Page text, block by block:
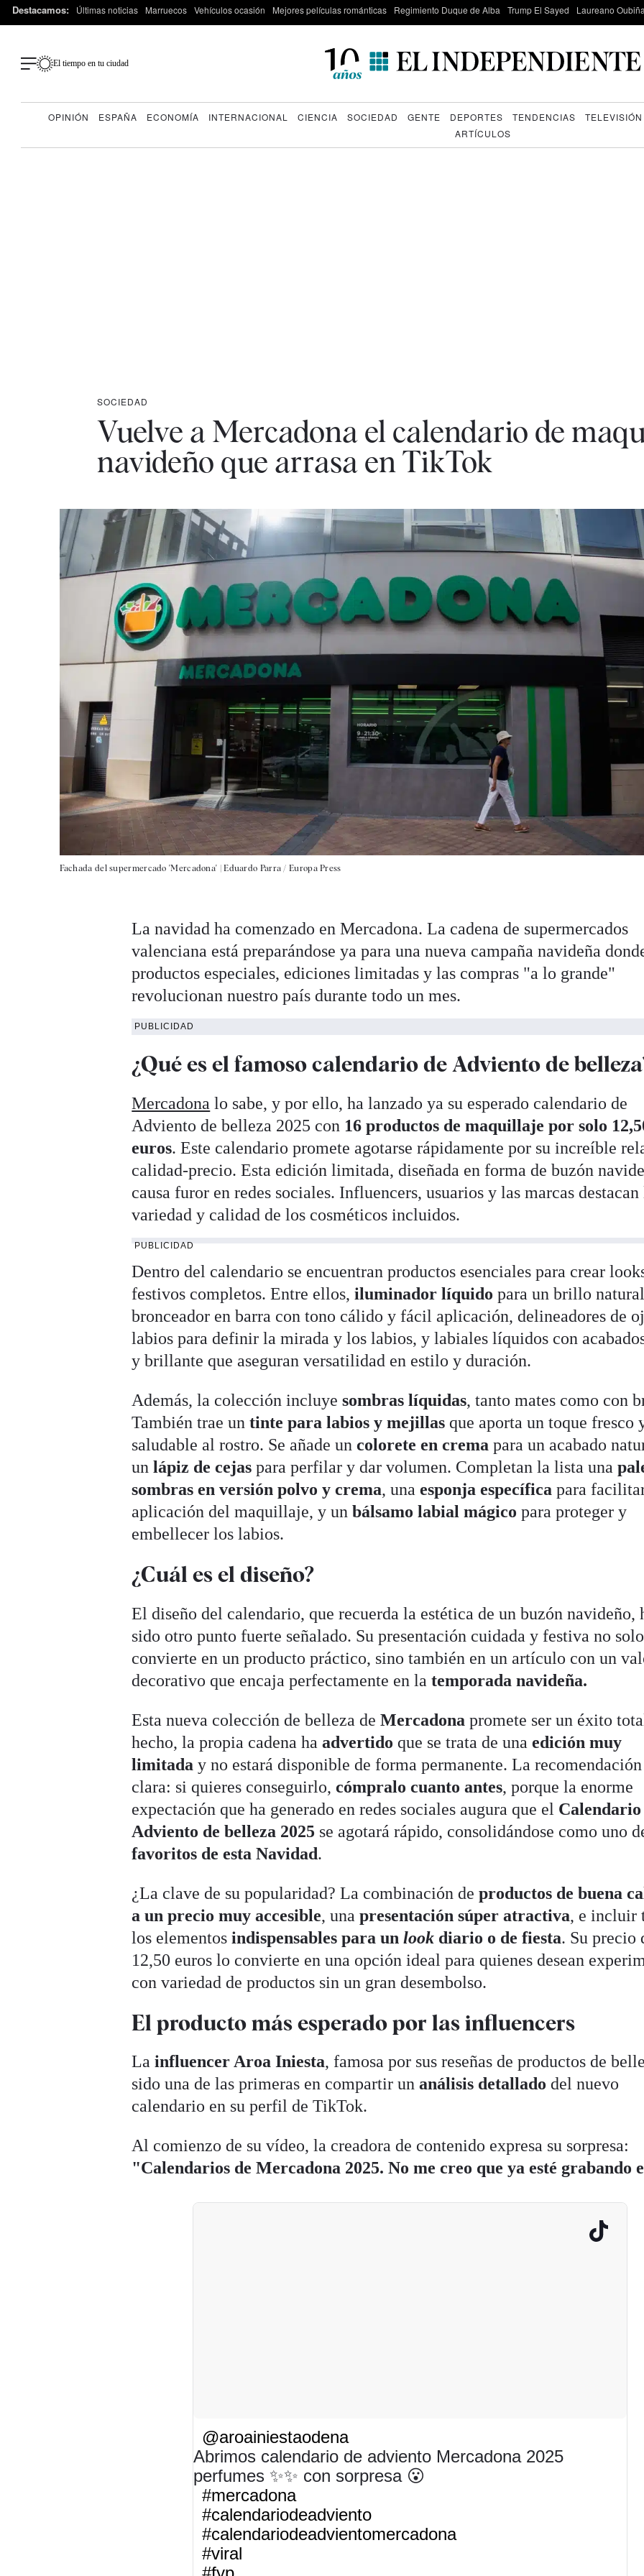
Destacamos: Últimas noticias Marruecos Vehículos ocasión Mejores películas románticas Regimiento Duque de Alba Trump El Sayed Laureano
El tiempo en tu ciudad
OPINIÓN ESPAÑA ECONOMÍA INTERNACIONAL CIENCIA SOCIEDAD GENTE DEPORTES TENDENCIAS
TELEVISIÓN
ARTÍCULOS
SOCIEDAD
Vuelve a Mercadona el calendario de
navideño que arrasa en TikTok
Fachada del supermercado 'Mercadona' |Eduardo Parra / Europa Press
La navidad ha comenzado en Mercadona. La cadena de supermercados
valenciana está preparándose ya para una nueva campaña navideña
productos especiales, ediciones limitadas y las compras "a lo grande"
revolucionan nuestro país durante todo un mes.
PUBLICIDAD
¿Qué es el famoso calendario de Adviento de
Mercadona lo sabe, y por ello, ha lanzado ya su esperado calendario de
Adviento de belleza 2025 con 16 productos de maquillaje por solo
euros. Este calendario promete agotarse rápidamente por su increíble
calidad-precio. Esta edición limitada, diseñada en forma de buzón
causa furor en redes sociales. Influencers, usuarios y las marcas destacan
variedad y calidad de los cosméticos incluidos.
PUBLICIDAD
Dentro del calendario se encuentran productos esenciales para crear
festivos completos. Entre ellos,iluminador líquido para un brillo
bronceador en barra con tono cálido y fácil aplicación, delineadores de
labios para definir la mirada y los labios, y labiales líquidos con
y brillante que aseguran versatilidad en estilo y duración.
Además, la colección incluyesombras líquidas, tanto mates como con
También trae untinte para labios y mejillas que aporta un toque fresco
saludable al rostro. Se añade uncolorete en crema para un acabado
unlápiz de cejas para perfilar y dar volumen. Completan la lista una
sombras en versión polvo y crema, unaesponja específica para
aplicación del maquillaje, y unbálsamo labial mágico para proteger y
embellecer los labios.
¿Cuál es el diseño?
El diseño del calendario, que recuerda la estética de un buzón navideño,
sido otro punto fuerte señalado. Su presentación cuidada y festiva no
convierte en un producto práctico, sino también en un artículo con un
decorativo que encaja perfectamente en latemporada navideña.
Esta nueva colección de belleza deMercadona promete ser un éxito
hecho, la propia cadena haadvertido que se trata de unaedición muy
limitada y no estará disponible de forma permanente. La recomendación
clara: si quieres conseguirlo,cómpralo cuanto antes, porque la enorme
expectación que ha generado en redes sociales augura que el Calendario
Adviento de belleza 2025 se agotará rápido, consolidándose como uno
favoritos de esta Navidad.
¿La clave de su popularidad? La combinación deproductos de buena
a un precio muy accesible, unapresentación súper atractiva, e incluir
los elementosindispensables para unlook diario o de fiesta. Su precio
12,50 euros lo convierte en una opción ideal para quienes desean
con variedad de productos sin un gran desembolso.
El producto más esperado por las influencers
Lainfluencer Aroa Iniesta, famosa por sus reseñas de productos de
sido una de las primeras en compartir unanálisis detallado del nuevo
calendario en su perfil de TikTok.
Al comienzo de su vídeo, la creadora de contenido expresa su sorpresa:
"Calendarios de Mercadona 2025. No me creo que ya esté grabando
@aroainiestaodena
Abrimos calendario de adviento Mercadona 2025
perfumes ✨✨ con sorpresa 😮
#mercadona
#calendariodeadviento
#calendariodeadvientomercadona
#viral